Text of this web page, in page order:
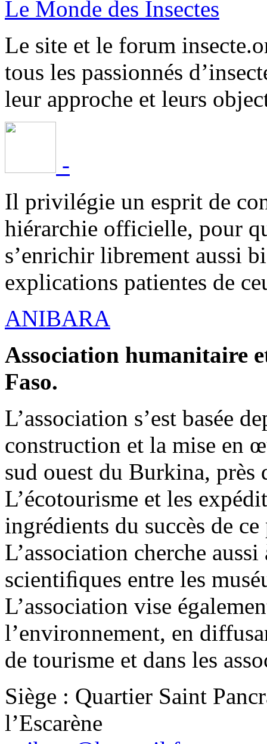
Le Monde des Insectes
Le site et le forum
tous les passionnés
leur approche et leurs
-
Il privilégie un esprit de
hiérarchie officielle, pour
s’enrichir librement aussi
explications patientes de
ANIBARA
Association humanitaire
Faso.
L’association s’est basée
construction et la mise en
sud ouest du Burkina,
L’écotourisme et les
ingrédients du succès de
L’association cherche
scientiﬁques entre les
L’association vise
l’environnement, en
de tourisme et dans les
Siège : Quartier Saint
l’Escarène